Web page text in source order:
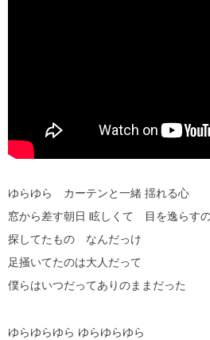
ゆらゆら カーテンと一緒 揺れる心
窓から差す朝日 眩しくて 目を逸らす
探してたもの なんだっけ
足掻いてたのは大人だって
僕らはいつだってありのままだった
ゆらゆらゆら ゆらゆらゆら